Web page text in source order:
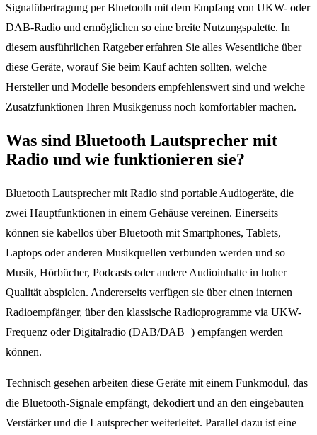
Signalübertragung per Bluetooth mit dem Empfang von UKW- oder
DAB-Radio und ermöglichen so eine breite Nutzungspalette. In
diesem ausführlichen Ratgeber erfahren Sie alles Wesentliche über
diese Geräte, worauf Sie beim Kauf achten sollten, welche
Hersteller und Modelle besonders empfehlenswert sind und welche
Zusatzfunktionen Ihren Musikgenuss noch komfortabler machen.
Was sind Bluetooth Lautsprecher mit
Radio und wie funktionieren sie?
Bluetooth Lautsprecher mit Radio sind portable Audiogeräte, die
zwei Hauptfunktionen in einem Gehäuse vereinen. Einerseits
können sie kabellos über Bluetooth mit Smartphones, Tablets,
Laptops oder anderen Musikquellen verbunden werden und so
Musik, Hörbücher, Podcasts oder andere Audioinhalte in hoher
Qualität abspielen. Andererseits verfügen sie über einen internen
Radioempfänger, über den klassische Radioprogramme via UKW-
Frequenz oder Digitalradio (DAB/DAB+) empfangen werden
können.
Technisch gesehen arbeiten diese Geräte mit einem Funkmodul, das
die Bluetooth-Signale empfängt, dekodiert und an den eingebauten
Verstärker und die Lautsprecher weiterleitet. Parallel dazu ist eine